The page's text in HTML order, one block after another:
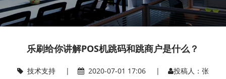
乐刷给你讲解POS机跳码和跳商户是什么？
技术支持| 2020-07-01 17:06 | 投稿人：张